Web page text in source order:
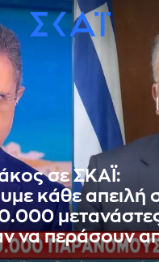
σε ΣΚΑΪ:
κάθε απειλή
να περάσουν